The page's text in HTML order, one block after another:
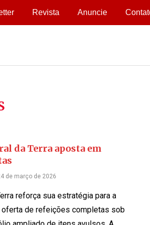
Revista Anuncie
da Terra aposta em
de março de 2026
reforça sua estratégia para a
de refeições completas sob